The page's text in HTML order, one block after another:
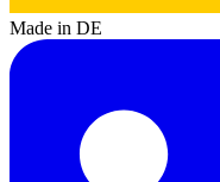
Made in DE